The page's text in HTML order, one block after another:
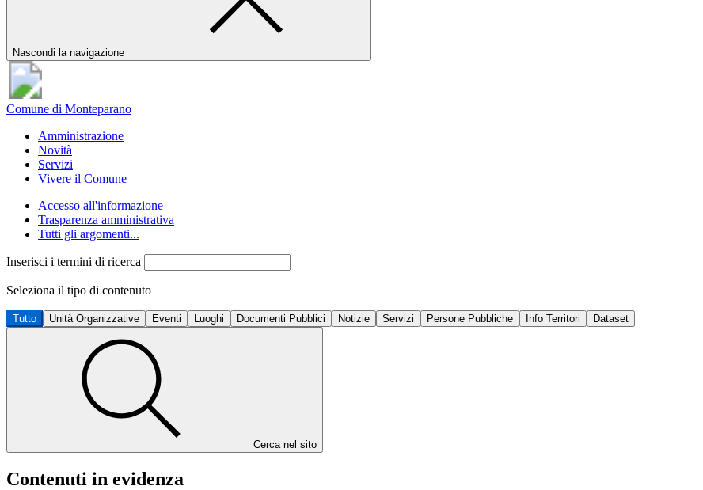
Nascondi la navigazione
Comune di Monteparano
Amministrazione
Novità
Servizi
Vivere il Comune
Accesso all'informazione
Trasparenza amministrativa
Tutti gli argomenti...
Inserisci i termini di ricerca
Seleziona il tipo di contenuto
Tutto Unità Organizzative Eventi Luoghi Documenti Pubblici Notizie Servizi Persone Pubbliche Info Territori Dataset
Cerca nel sito
Contenuti in evidenza